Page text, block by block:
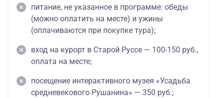
питание, не указанное в программе: обеды
(можно оплатить на месте) и ужины
(оплачиваются при покупке тура);
вход на курорт в Старой Руссе — 100-150 руб.,
оплата на месте;
посещение интерактивного музея «Усадьба
средневекового Рушанина» — 350 руб.;